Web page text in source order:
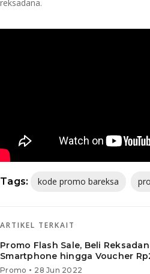
reksadana.
Tags: kode promo bareksa
ARTIKEL TERKAIT
Promo Flash Sale, Beli
Smartphone hingga Voucher
Promo • 28 Jun 2022